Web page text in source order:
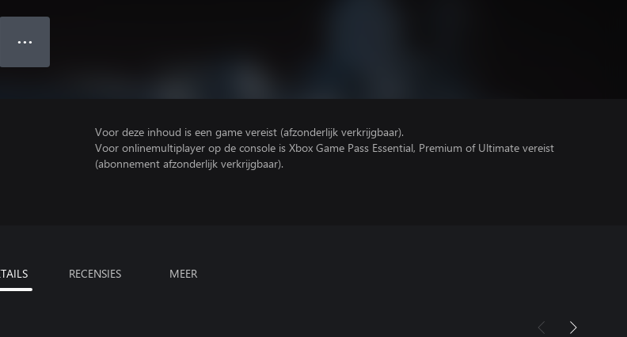
● ● ●
Voor deze inhoud is een game vereist (afzonderlijk verkrijgbaar).
Voor onlinemultiplayer op de console is Xbox Game Pass Essential, Premium of Ultimate vereist
(abonnement afzonderlijk verkrijgbaar).
RECENSIES MEER